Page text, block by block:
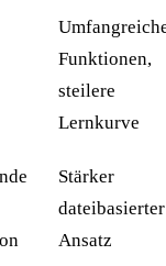
Funktionen,
steilere
Lernkurve
Stärker
dateibasierter
Ansatz